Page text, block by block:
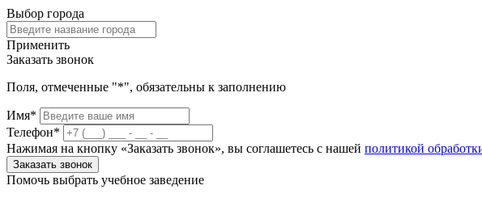
Выбор города
Применить
Заказать звонок
Поля, отмеченные "*", обязательны к заполнению
Имя*
Телефон*
Нажимая на кнопку «Заказать звонок», вы соглашетесь с нашей политикой
Заказать звонок
Помочь выбрать учебное заведение